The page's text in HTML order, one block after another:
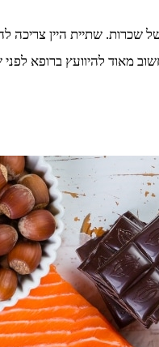
שכרות. שתיית היין
להיוועץ ברופא